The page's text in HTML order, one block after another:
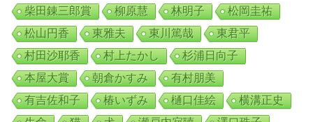
柴田錬三郎賞
柳原慧 林明子
松岡圭祐
松山円香
東雅夫 東川篤哉
東君平
村田沙耶香
村上たかし
杉浦日向子
本屋大賞
朝倉かすみ
有村朋美
有吉佐和子
椿いずみ 樋口佳絵
横溝正史